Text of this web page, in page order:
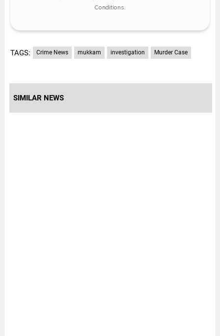
Conditions
TAGS: Crime News mukkam investigation Murder Case
SIMILAR NEWS